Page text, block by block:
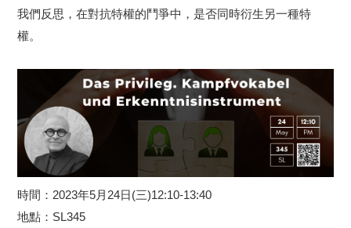
我們反思，在對抗特權的鬥爭中，是否同時衍生另一種特
權。
時間：2023年5月24日(三)12:10-13:40
地點：SL345